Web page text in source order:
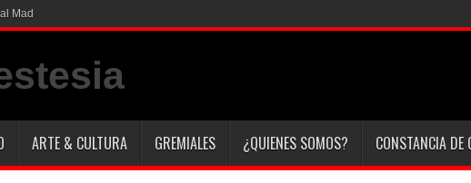
Madrid y en Italia
ARTE & CULTURA GREMIALES ¿QUIENES SOMOS? CONSTANCIA DE